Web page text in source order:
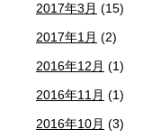
2017年3月 (15)
2017年1月 (2)
2016年12月 (1)
2016年11月 (1)
2016年10月 (3)